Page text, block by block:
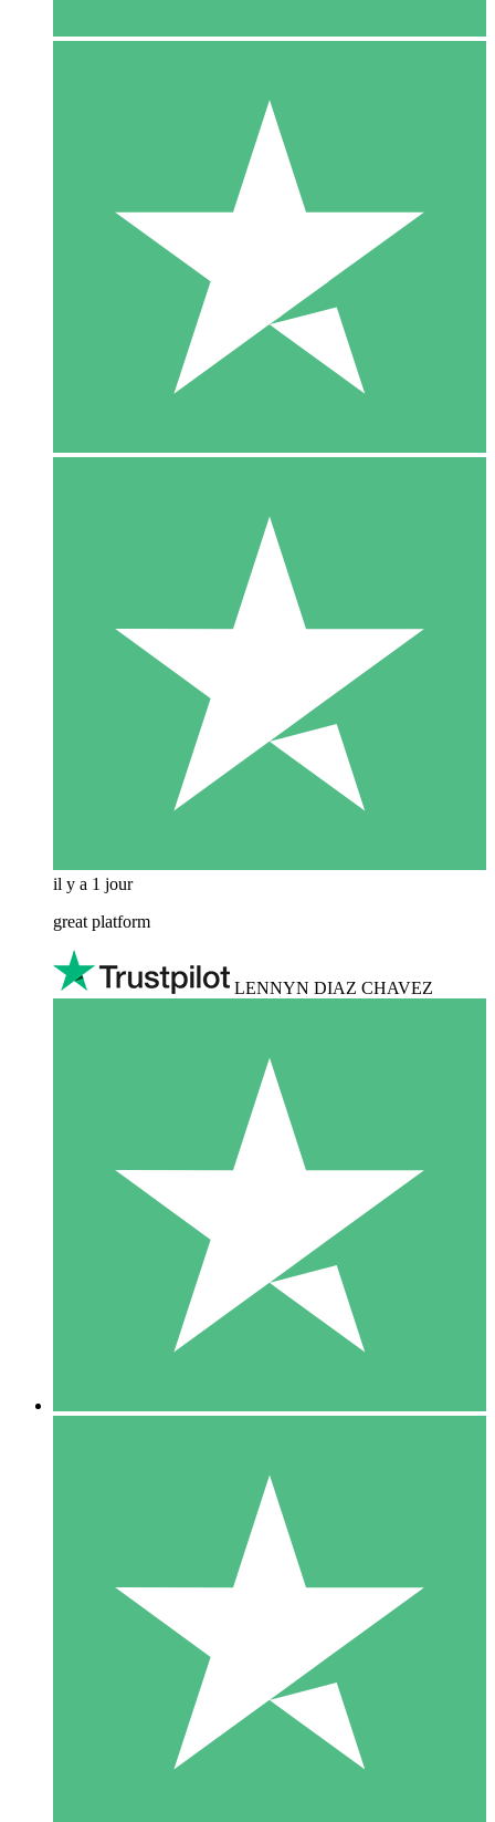
il y a 1 jour
great platform
LENNYN DIAZ CHAVEZ